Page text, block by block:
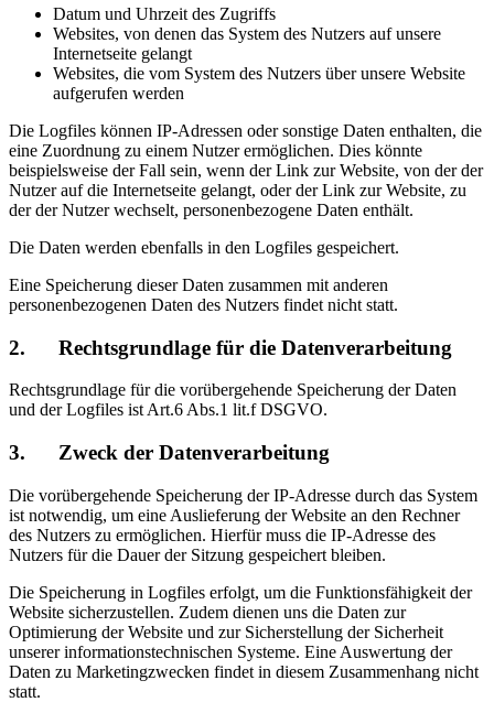
Datum und Uhrzeit des Zugriffs
Websites, von denen das System des Nutzers auf unsere
Internetseite gelangt
Websites, die vom System des Nutzers über unsere Website
aufgerufen werden
Die Logfiles können IP-Adressen oder sonstige Daten enthalten, die
eine Zuordnung zu einem Nutzer ermöglichen. Dies könnte
beispielsweise der Fall sein, wenn der Link zur Website, von der der
Nutzer auf die Internetseite gelangt, oder der Link zur Website, zu
der der Nutzer wechselt, personenbezogene Daten enthält.
Die Daten werden ebenfalls in den Logfiles gespeichert.
Eine Speicherung dieser Daten zusammen mit anderen
personenbezogenen Daten des Nutzers findet nicht statt.
2. Rechtsgrundlage für die Datenverarbeitung
Rechtsgrundlage für die vorübergehende Speicherung der Daten
und der Logfiles ist Art.6 Abs.1 lit.f DSGVO.
3. Zweck der Datenverarbeitung
Die vorübergehende Speicherung der IP-Adresse durch das System
ist notwendig, um eine Auslieferung der Website an den Rechner
des Nutzers zu ermöglichen. Hierfür muss die IP-Adresse des
Nutzers für die Dauer der Sitzung gespeichert bleiben.
Die Speicherung in Logfiles erfolgt, um die Funktionsfähigkeit der
Website sicherzustellen. Zudem dienen uns die Daten zur
Optimierung der Website und zur Sicherstellung der Sicherheit
unserer informationstechnischen Systeme. Eine Auswertung der
Daten zu Marketingzwecken findet in diesem Zusammenhang nicht
statt.